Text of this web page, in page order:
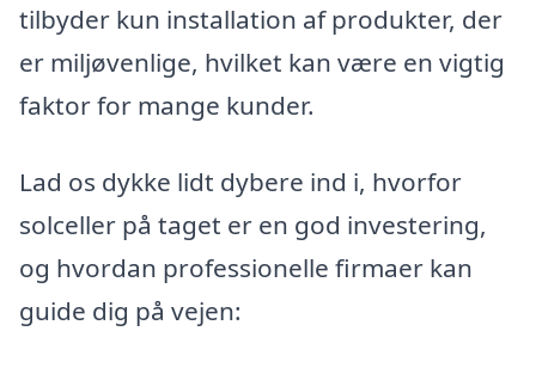
tilbyder kun installation af produkter, der
er miljøvenlige, hvilket kan være en vigtig
faktor for mange kunder.
Lad os dykke lidt dybere ind i, hvorfor
solceller på taget er en god investering,
og hvordan professionelle firmaer kan
guide dig på vejen: